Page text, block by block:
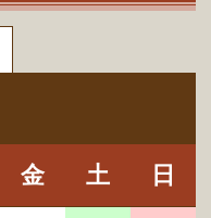
め例外を除きほと
ン画像を専門病
なるため、結果
ますことご了承
という方は受付時
台東区、肺がん
金 土 日